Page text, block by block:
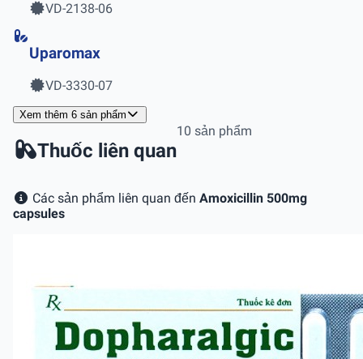
VD-2138-06
Uparomax
VD-3330-07
Xem thêm 6 sản phẩm
Thuốc liên quan
10 sản phẩm
Các sản phẩm liên quan đến Amoxicillin 500mg
capsules